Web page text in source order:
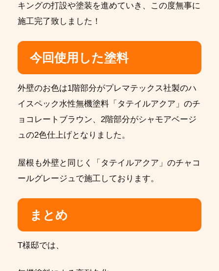
キングの打設や塗装を進めていき、この度無事に
施工完了致しました！
今回使用した塗料
外壁のお色は1階部分がプレマテックス社製のハ
イスペック水性無機塗料「タテイルアクア」のチ
ョコレートブラウン、2階部分がシャモアベージ
ュの2色仕上げとなりました。
屋根も外壁と同じく「タテイルアクア」のチャコ
ールグレージュで施工しております。
まとめ
T様邸では、